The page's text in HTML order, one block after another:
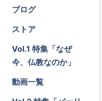
ブログ
ストア
Vol.1 特集「なぜ
今、仏教なのか」
動画一覧